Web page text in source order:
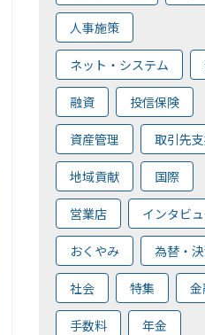
人事施策
ネット・システム
融資 投信保険
資産管理 取引先
地域貢献 国際
営業店 インタビ
おくやみ 為替・
社会 特集
手数料 年金